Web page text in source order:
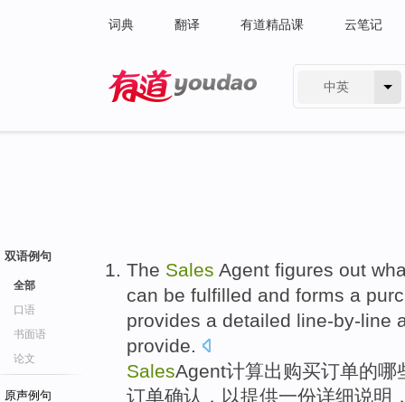
词典 翻译 有道精品课 云笔记
中英
双语例句
全部
口语
书面语
论文
原声例句
The Sales Agent figures out
can be fulfilled and forms a
provides a detailed line-by-line
provide.
SalesAgent计算出 购买订单的哪
订单确认 ， 以提供一份详细说明